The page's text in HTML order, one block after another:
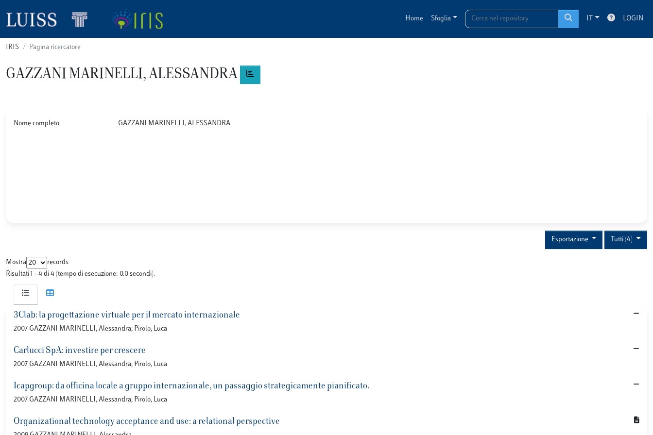
Home Sfoglia IT LOGIN
IRIS Pagina ricercatore
GAZZANI MARINELLI, ALESSANDRA
Nome completo GAZZANI MARINELLI, ALESSANDRA
Tutti (4)
Esportazione
Mostra
records
Risultati 1 - 4 di 4 (tempo di esecuzione: 0.0 secondi).
3Clab: la progettazione virtuale per il mercato internazionale
2007 GAZZANI MARINELLI, Alessandra; Pirolo, Luca
Carlucci SpA: investire per crescere
2007 GAZZANI MARINELLI, Alessandra; Pirolo, Luca
Icapgroup: da officina locale a gruppo internazionale, un passaggio strategicamente pianificato.
2007 GAZZANI MARINELLI, Alessandra; Pirolo, Luca
Organizational technology acceptance and use: a relational perspective